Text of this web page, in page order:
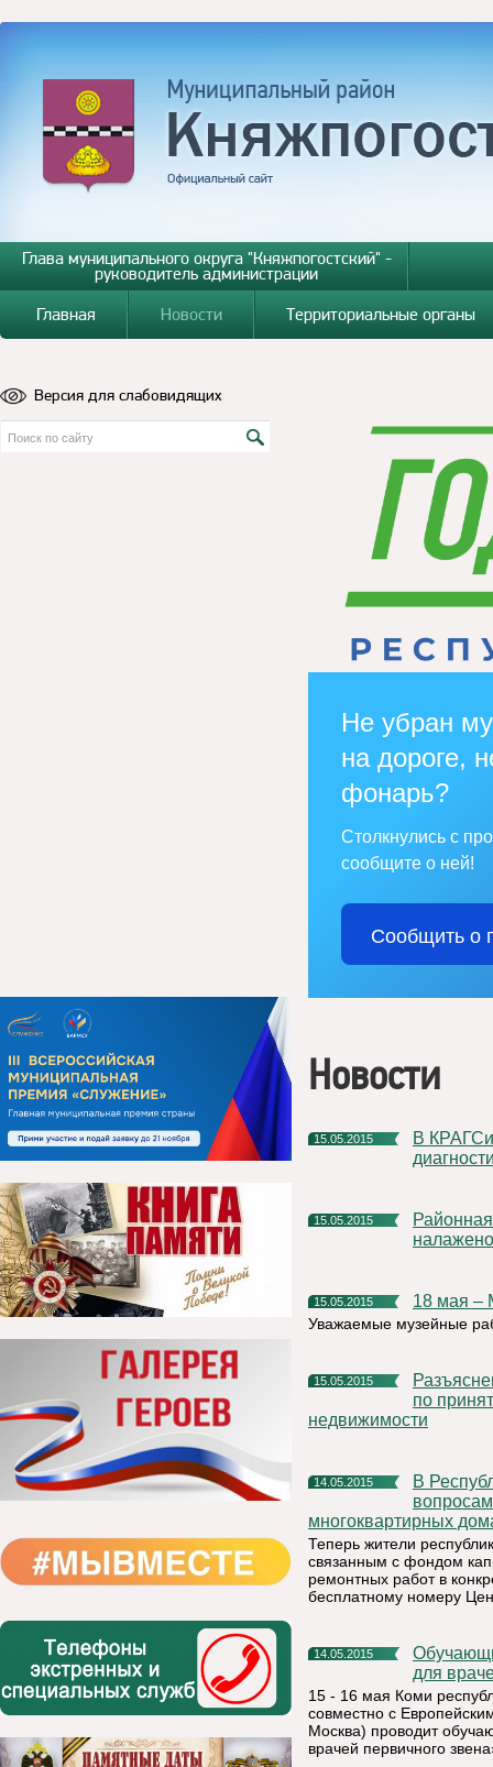
Глава муниципального округа "Княжпогостский" -
руководитель администрации
Главная
Новости Территориальные органы
Версия для слабовидящих
Не убран
на дороге,
фонарь?
Столкнулись с
сообщите о ней!
Сообщить о
Новости
15.05.2015
В КРАГСиУ состоялась конференция, посвященная ранней
15.05.2015
Районная власть и Общественный совет - сотрудничество
налажено
15.05.2015 18 мая
Уважаемые музейные
15.05.2015
Разъяснение ФГБУ «ФКП Росреестра» по Республике Коми
по
недвижимости
14.05.2015
В Республике Коми начала работать "горячая линия" по
многоквартирных
Теперь жители
связанным с фондом
ремонтных работ в
бесплатному номеру
14.05.2015
Обучающий семинар «Ранняя диагностика онкозаболеваний
для
15 - 16 мая Коми
совместно с
Москва) проводит
врачей первичного